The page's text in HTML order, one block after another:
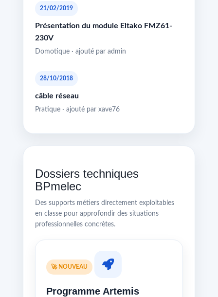
21/02/2019
Présentation du module Eltako FMZ61-
230V
Domotique · ajouté par admin
28/10/2018
câble réseau
Pratique · ajouté par xave76
Dossiers techniques
BPmelec
Des supports métiers directement exploitables
en classe pour approfondir des situations
professionnelles concrètes.
🚀 NOUVEAU
Programme Artemis